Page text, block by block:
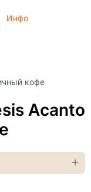
Инфо
кофе
Acanto